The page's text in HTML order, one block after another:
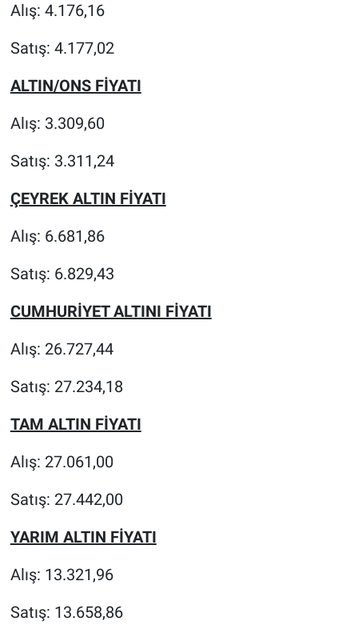
Alış: 4.176,16
Satış: 4.177,02
ALTIN/ONS FİYATI
Alış: 3.309,60
Satış: 3.311,24
ÇEYREK ALTIN FİYATI
Alış: 6.681,86
Satış: 6.829,43
CUMHURİYET ALTINI FİYATI
Alış: 26.727,44
Satış: 27.234,18
TAM ALTIN FİYATI
Alış: 27.061,00
Satış: 27.442,00
YARIM ALTIN FİYATI
Alış: 13.321,96
Satış: 13.658,86